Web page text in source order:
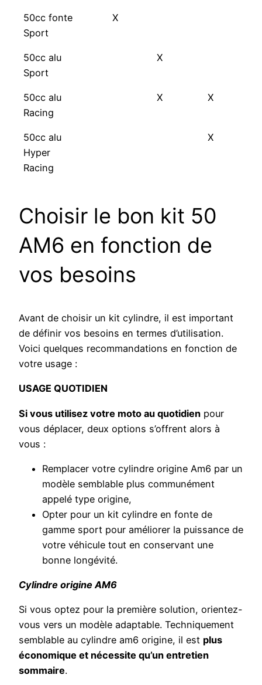
50cc fonte
Sport
X
50cc alu
Sport
X
50cc alu
Racing
X X
50cc alu
Hyper
Racing
X
Choisir le bon kit 50
AM6 en fonction de
vos besoins
Avant de choisir un kit cylindre, il est important
de définir vos besoins en termes d’utilisation.
Voici quelques recommandations en fonction de
votre usage :
USAGE QUOTIDIEN
Si vous utilisez votre moto au quotidien pour
vous déplacer, deux options s’offrent alors à
vous :
Remplacer votre cylindre origine Am6 par un
modèle semblable plus communément
appelé type origine,
Opter pour un kit cylindre en fonte de
gamme sport pour améliorer la puissance de
votre véhicule tout en conservant une
bonne longévité.
Cylindre origine AM6
Si vous optez pour la première solution, orientez-
vous vers un modèle adaptable. Techniquement
semblable au cylindre am6 origine, il est plus
économique et nécessite qu’un entretien
sommaire.